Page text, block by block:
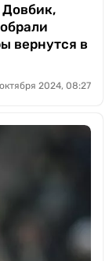
вернутся в
2024, 08:27